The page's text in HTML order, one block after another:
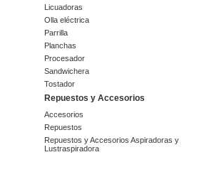
Licuadoras
Olla eléctrica
Parrilla
Planchas
Procesador
Sandwichera
Tostador
Repuestos y Accesorios
Accesorios
Repuestos
Repuestos y Accesorios Aspiradoras y
Lustraspiradora